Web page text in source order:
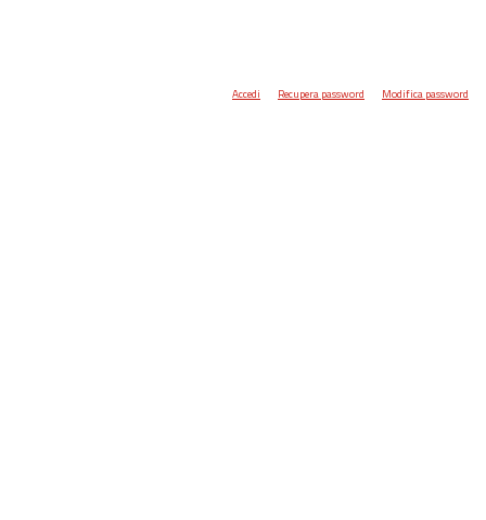
Accedi Recupera password Modifica password